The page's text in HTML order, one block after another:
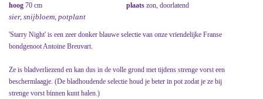
hoog 70 cm plaats zon, doorlatend
sier, snijbloem, potplant
'Starry Night' is een zeer donker blauwe selectie van onze vriendelijke Franse
bondgenoot Antoine Breuvart.
Ze is bladverliezend en kan dus in de volle grond met tijdens strenge vorst een
beschermlaagje. (De bladhoudende selectie houd je beter in pot zodat je ze bij
strenge vorst binnen kunt halen.)